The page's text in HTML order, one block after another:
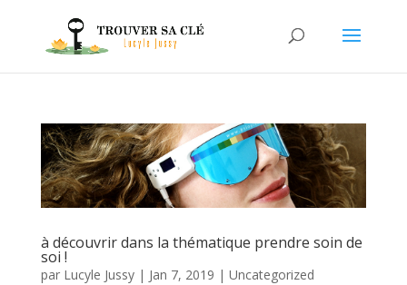
à découvrir dans la thématique prendre soin de
soi !
par Lucyle Jussy| Jan 7, 2019 | Uncategorized